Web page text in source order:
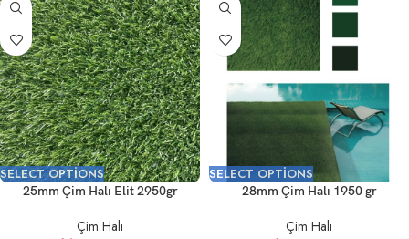
SELECT OPTIONS
25mm Çim Halı Elit 2950gr
Çim Halı
SELECT OPTIONS
28mm Çim Halı 1950 gr
Çim Halı